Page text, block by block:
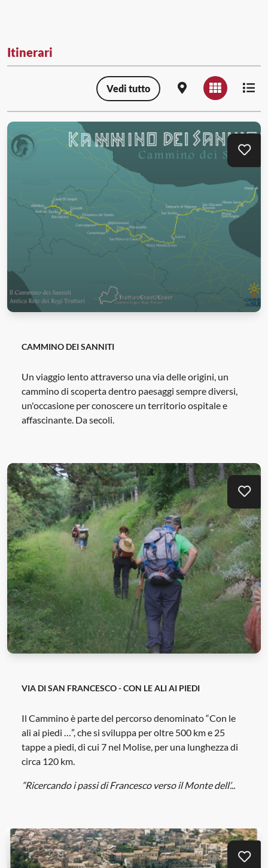
Itinerari
Vedi tutto
Visualizzazione
CAMMINO DEI SANNITI
Un viaggio lento attraverso una via delle origini, un
cammino di scoperta dentro paesaggi sempre diversi,
un'occasione per conoscere un territorio ospitale e
affascinante. Da secoli.
VIA DI SAN FRANCESCO - CON LE ALI AI PIEDI
Il Cammino è parte del percorso denominato “Con le
ali ai piedi …”, che si sviluppa per oltre 500 km e 25
tappe a piedi, di cui 7 nel Molise, per una lunghezza di
circa 120 km.
”Ricercando i passi di Francesco verso il Monte dell’...